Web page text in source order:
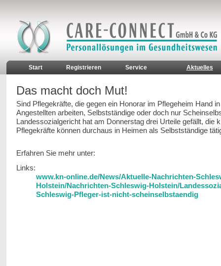
Start Registrieren Service Aktuelles
Das macht doch Mut!
Sind Pflegekräfte, die gegen ein Honorar im Pflegeheim Hand
Angestellten arbeiten, Selbstständige oder doch nur
Landessozialgericht hat am Donnerstag drei Urteile gefällt, die
Pflegekräfte können durchaus in Heimen als Selbstständige
Erfahren Sie mehr unter:
Links:
www.kn-online.de/News/Aktuelle-Nachrichten-
Holstein/Nachrichten-Schleswig-Holstein/
Schleswig-Pfleger-ist-nicht-scheinselbstaendig